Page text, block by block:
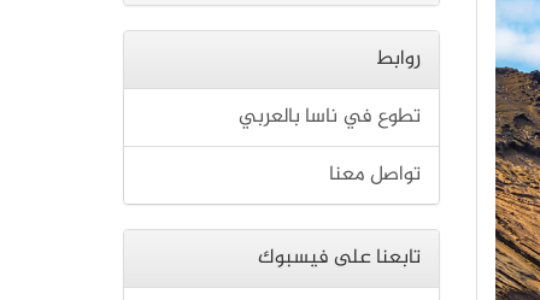
روابط
تطوع في ناسا بالعربي
تواصل معنا
تابعنا على فيسبوك